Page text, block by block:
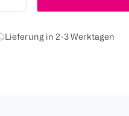
Lieferung in 2-3 Werktagen